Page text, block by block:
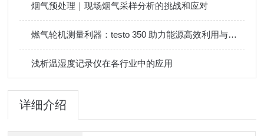
烟气预处理｜现场烟气采样分析的挑战和应对
燃气轮机测量利器：testo 350 助力能源高效利用与合规排放
浅析温湿度记录仪在各行业中的应用
详细介绍